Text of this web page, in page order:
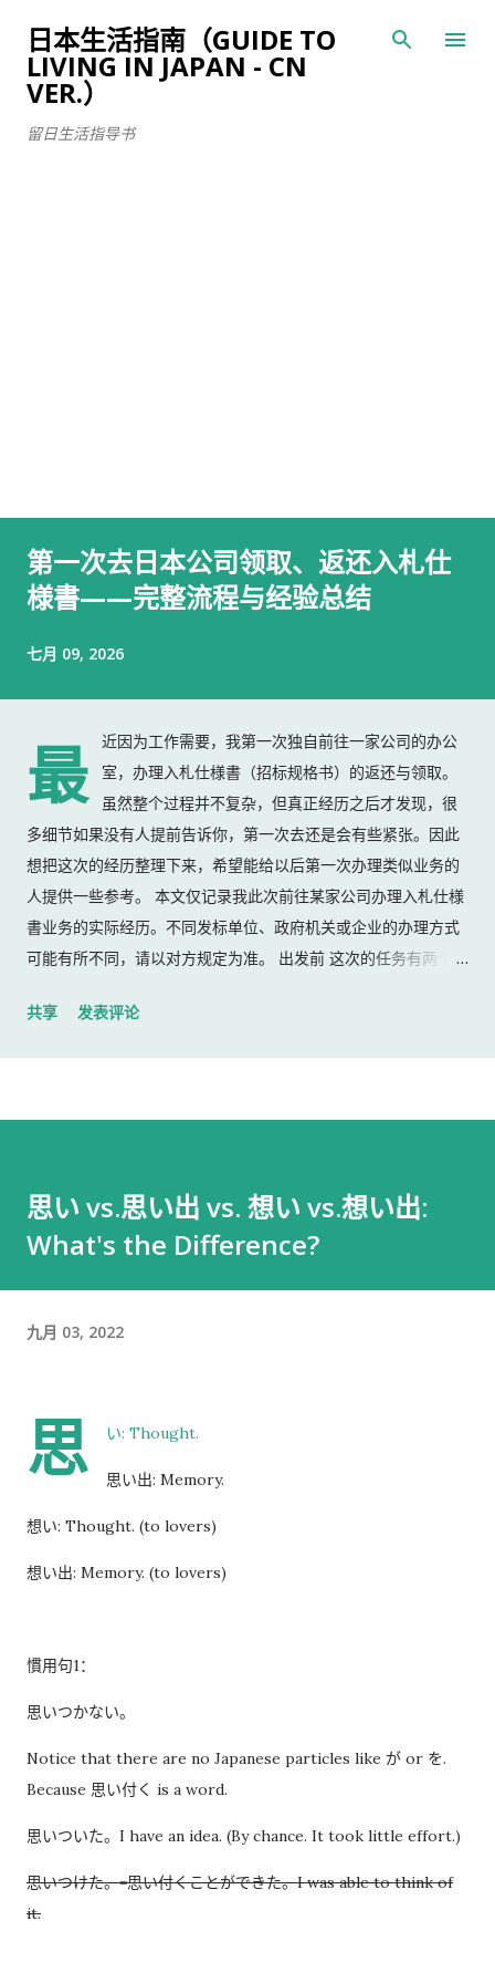
跳至主要内容
日本生活指南（GUIDE TO
LIVING IN JAPAN - CN
VER.）
留日生活指导书
第一次去日本公司领取、返还入札仕
様書——完整流程与经验总结
七月 09, 2026
最
近因为工作需要，我第一次独自前往一家公司的办公
室，办理入札仕様書（招标规格书）的返还与领取。
虽然整个过程并不复杂，但真正经历之后才发现，很
多细节如果没有人提前告诉你，第一次去还是会有些紧张。因此
想把这次的经历整理下来，希望能给以后第一次办理类似业务的
人提供一些参考。 本文仅记录我此次前往某家公司办理入札仕様
書业务的实际经历。不同发标单位、政府机关或企业的办理方式
可能有所不同，请以对方规定为准。 出发前 这次的任务有两个：
入札仕様書 名片 当时我认为这样就足够了。 后来才发现，还有
工作人员确认后，很快帮我打开了大门。 进入办公室 进入办公室
后，我向工作人员简单打了招呼： お世話になっております。 随
给工作人员，返还手续就结束了。 实际上并不是。 工作人员告诉
的。 这一点如果第一次办理，很容易忽略。 领取新的入札仕様書
完成返还手续后，工作人员把新的入札仕様書交给了我。 就在这
时，又提醒了我另一件事情。 其实， 資格証明書我之前已经提交
过一次。 因此，我误以为之后领取新的入札仕様書时，就不需要
就一直有效，而是每次领取新的入札仕様書时，都需要再次出
取新的入札仕様書，都必须携带資格証明書。 这也成为我以后必
须记住的一项固定流程。 整个过程其实没有想象中困难 在出发之
会不会因为不会商务敬语而出问题？ 要不要准备很多寒暄？ 真正
经历之后才发现，这些担心其实没...
共享 发表评论
思い vs.思い出 vs. 想い vs.想い出:
What's the Difference?
九月 03, 2022
思 い: Thought.
思い出: Memory.
想い: Thought. (to lovers)
想い出: Memory. (to lovers)
慣用句1：
思いつかない。
Notice that there are no Japanese particles like が or を.
Because 思い付く is a word.
思いついた。I have an idea. (By chance. It took little effort.)
思いつけた。=思い付くことができた。I was able to think of
it.